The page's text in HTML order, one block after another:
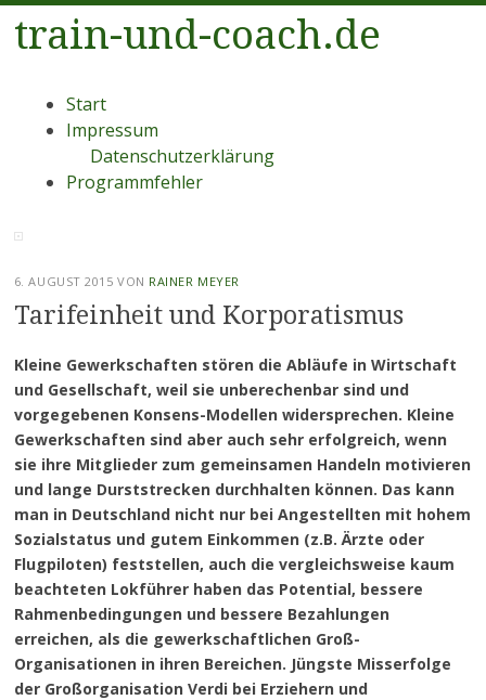
train-und-coach.de
Menü
Zum
Inhalt
Start
Impressum
Datenschutzerklärung
Programmfehler
6. AUGUST 2015 VON RAINER MEYER
Tarifeinheit und Korporatismus
Kleine Gewerkschaften stören die Abläufe in Wirtschaft
und Gesellschaft, weil sie unberechenbar sind und
vorgegebenen Konsens-Modellen widersprechen. Kleine
Gewerkschaften sind aber auch sehr erfolgreich, wenn
sie ihre Mitglieder zum gemeinsamen Handeln motivieren
und lange Durststrecken durchhalten können. Das kann
man in Deutschland nicht nur bei Angestellten mit hohem
Sozialstatus und gutem Einkommen (z.B. Ärzte oder
Flugpiloten) feststellen, auch die vergleichsweise kaum
beachteten Lokführer haben das Potential, bessere
Rahmenbedingungen und bessere Bezahlungen
erreichen, als die gewerkschaftlichen Groß-
Organisationen in ihren Bereichen. Jüngste Misserfolge
der Großorganisation Verdi bei Erziehern und